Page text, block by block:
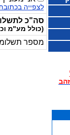
לצפייה
סה"כ
(כולל מע"מ
מספר